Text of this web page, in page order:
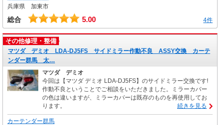
兵庫県 加東市
総合 5.00 4件
その他修理・整備
マツダ デミオ LDA-DJ5FS サイドミラー作動不良 ASSY交換 カーテ
ンダー群馬 太…
マツダ デミオ
今回は【マツダ デミオ LDA-DJ5FS】のサイドミラー交換です!
作動不良ということでご相談をいただきました。ミラーカバー
の色は違いますが、ミラーカバーは既存のものを再使用してお
ります。
続きを見る
カーテンダー群馬